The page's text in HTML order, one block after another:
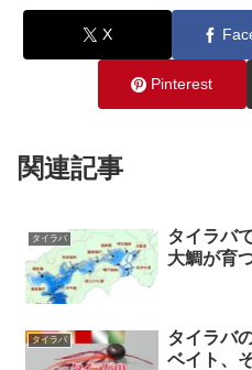
X
Pinterest
関連記事
タイラバ
タイラバ
大鯛が育
タイラバ
タイラバ
ベイト、